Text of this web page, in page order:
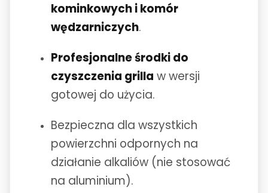
kominkowych i komór
wędzarniczych.
Profesjonalne środki do
czyszczenia grilla w wersji
gotowej do użycia.
Bezpieczna dla wszystkich
powierzchni odpornych na
działanie alkaliów (nie stosować
na aluminium).